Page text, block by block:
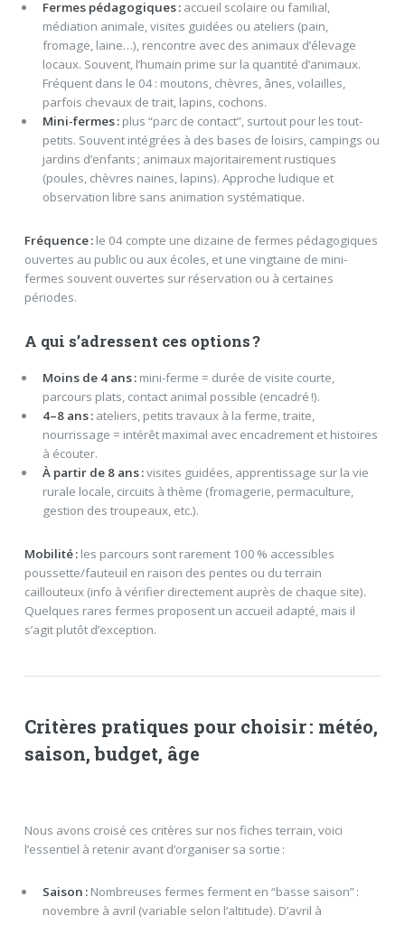
Fermes pédagogiques :accueil scolaire ou familial,
médiation animale, visites guidées ou ateliers (pain,
fromage, laine…), rencontre avec des animaux d’élevage
locaux. Souvent, l’humain prime sur la quantité d’animaux.
Fréquent dans le 04 : moutons, chèvres, ânes, volailles,
parfois chevaux de trait, lapins, cochons.
Mini-fermes :plus “parc de contact”, surtout pour les tout-
petits. Souvent intégrées à des bases de loisirs, campings ou
jardins d’enfants ; animaux majoritairement rustiques
(poules, chèvres naines, lapins). Approche ludique et
observation libre sans animation systématique.
Fréquence :le 04 compte une dizaine de fermes pédagogiques
ouvertes au public ou aux écoles, et une vingtaine de mini-
fermes souvent ouvertes sur réservation ou à certaines
périodes.
A qui s’adressent ces options ?
Moins de 4 ans :mini-ferme = durée de visite courte,
parcours plats, contact animal possible (encadré !).
4–8 ans :ateliers, petits travaux à la ferme, traite,
nourrissage = intérêt maximal avec encadrement et histoires
à écouter.
À partir de 8 ans :visites guidées, apprentissage sur la vie
rurale locale, circuits à thème (fromagerie, permaculture,
gestion des troupeaux, etc.).
Mobilité :les parcours sont rarement 100 % accessibles
poussette/fauteuil en raison des pentes ou du terrain
caillouteux (info à vérifier directement auprès de chaque site).
Quelques rares fermes proposent un accueil adapté, mais il
s’agit plutôt d’exception.
Critères pratiques pour choisir : météo,
saison, budget, âge
Nous avons croisé ces critères sur nos fiches terrain, voici
l’essentiel à retenir avant d’organiser sa sortie :
Saison :Nombreuses fermes ferment en “basse saison” :
novembre à avril (variable selon l’altitude). D’avril à